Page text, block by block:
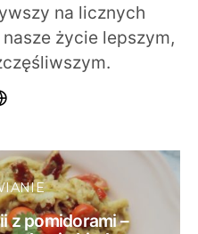
na licznych
życie lepszym,
z pomidorami –